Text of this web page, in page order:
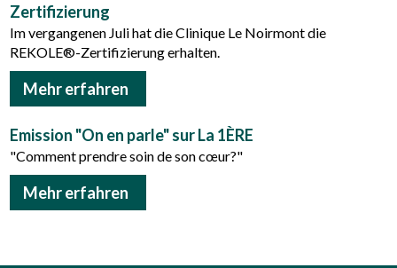
Zertifizierung
Im vergangenen Juli hat die Clinique Le Noirmont die
REKOLE®-Zertifizierung erhalten.
Mehr erfahren
Emission "On en parle" sur La 1ÈRE
"Comment prendre soin de son cœur?"
Mehr erfahren